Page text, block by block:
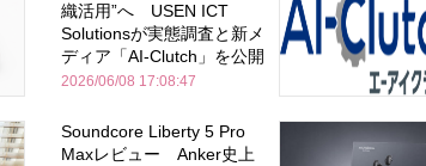
織活用”へ USEN ICT
Solutionsが実態調査と新メ
ディア「AI-Clutch」を公開
2026/06/08 17:08:47
Soundcore Liberty 5 Pro
Maxレビュー Anker史上